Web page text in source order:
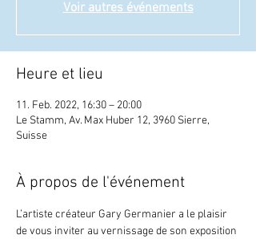
Voir autres événements
Heure et lieu
11. Feb. 2022, 16:30 – 20:00
Le Stamm, Av. Max Huber 12, 3960 Sierre,
Suisse
À propos de l'événement
L’artiste créateur Gary Germanier a le plaisir
de vous inviter au vernissage de son exposition